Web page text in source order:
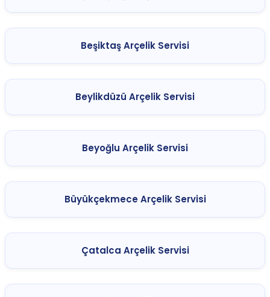
Beşiktaş Arçelik Servisi
Beylikdüzü Arçelik Servisi
Beyoğlu Arçelik Servisi
Büyükçekmece Arçelik Servisi
Çatalca Arçelik Servisi